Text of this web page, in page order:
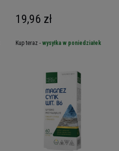
19,96 zł
Kup teraz - wysyłka w poniedziałek